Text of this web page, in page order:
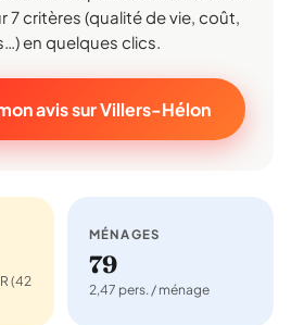
7 critères (qualité de vie, coût,
en quelques clics.
avis sur Villers-Hélon
(42
MÉNAGES
79
2,47 pers. / ménage